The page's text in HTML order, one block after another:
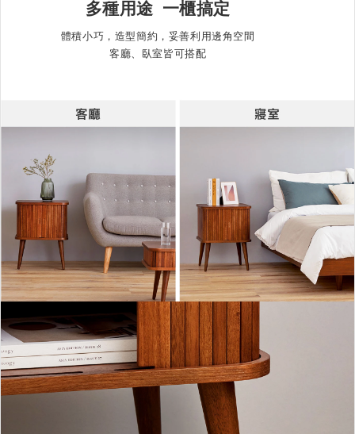
多種用途 一櫃搞定
體積小巧，造型簡約，妥善利用邊角空間
客廳、臥室皆可搭配